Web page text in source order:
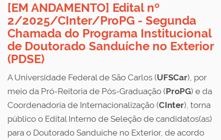
[EM ANDAMENTO] Edital nº
2/2025/CInter/ProPG - Segunda
Chamada do Programa Institucional
de Doutorado Sanduíche no Exterior
(PDSE)
A Universidade Federal de São Carlos (UFSCar), por
meio da Pró-Reitoria de Pós-Graduação (ProPG) e da
Coordenadoria de Internacionalização (CInter), torna
público o Edital Interno de Seleção de candidatos(as)
para o Doutorado Sanduíche no Exterior, de acordo